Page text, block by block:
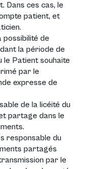
Dans ces cas, le
patient, et
possibilité de
la période de
le Patient souhaite
par le
expresse de
de la licéité du
partage dans le
responsable du
partagés
par le